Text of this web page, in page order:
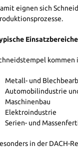
eignen sich
kommen
Metall- und
Automobilindustrie
Maschinenbau
Elektroindustrie
Serien- und
in der DACH-